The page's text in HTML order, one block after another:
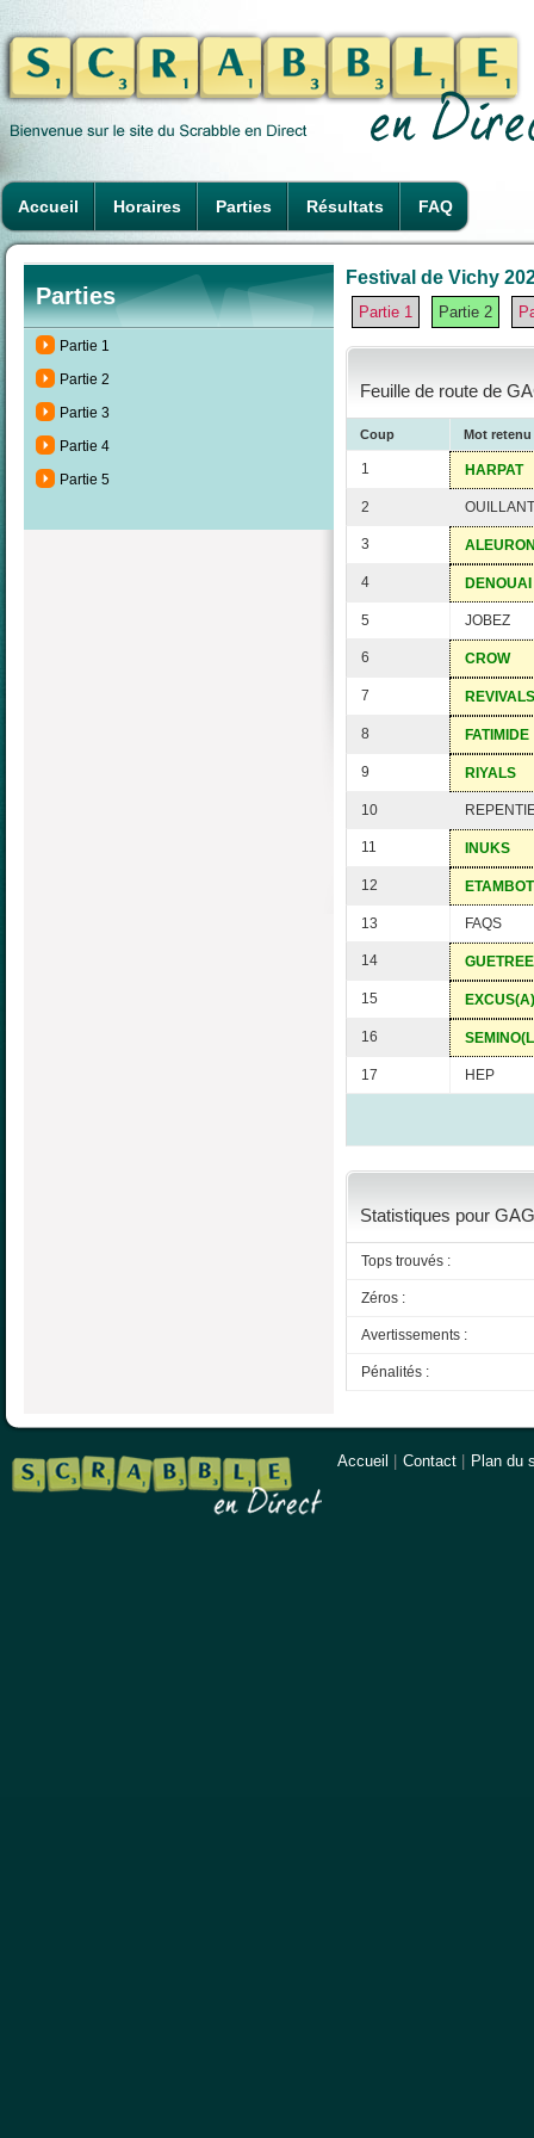
Accueil Horaires Parties Résultats FAQ
Parties
Partie 1
Partie 2
Partie 3
Partie 4
Partie 5
Festival de Vichy
Partie 1 Partie 2
Feuille de route de
Coup Mot retenu
1 HARPAT
2 OUILLANT
3
4 DENOUAI
5 JOBEZ
6 CROW
7 REVIVALS
8 FATIMIDE
9 RIYALS
10
11 INUKS
12
13 FAQS
14
15
16
17 HEP
Statistiques pour
Tops trouvés :
Zéros :
Avertissements :
Pénalités :
Accueil Contact Plan du